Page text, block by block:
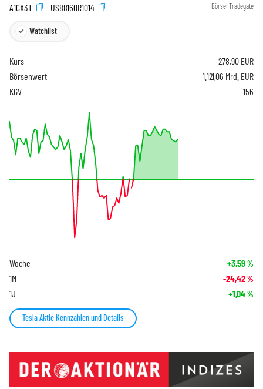
A1CX3T
US88160R1014 Börse: Tradegate
Watchlist
Kurs 278,90 EUR
Börsenwert
1.121,06 Mrd. EUR
KGV
156
Woche +3,59%
1M -24,42%
1J +1,04%
Tesla Aktie Kennzahlen und Details